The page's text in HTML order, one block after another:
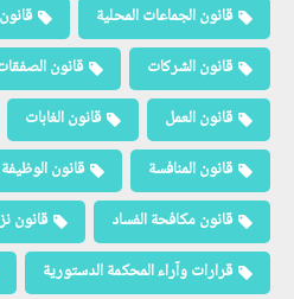
قانون الجماعات المحلية
قانون الشركات
قانون
قانون العمل
قانون الغابات
قانون المنافسة
قانون الوظيفة
قانون مكافحة الفساد
قانون
قرارات وآراء المحكمة الدستورية